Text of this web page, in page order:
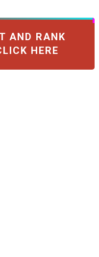
AND RANK
HERE